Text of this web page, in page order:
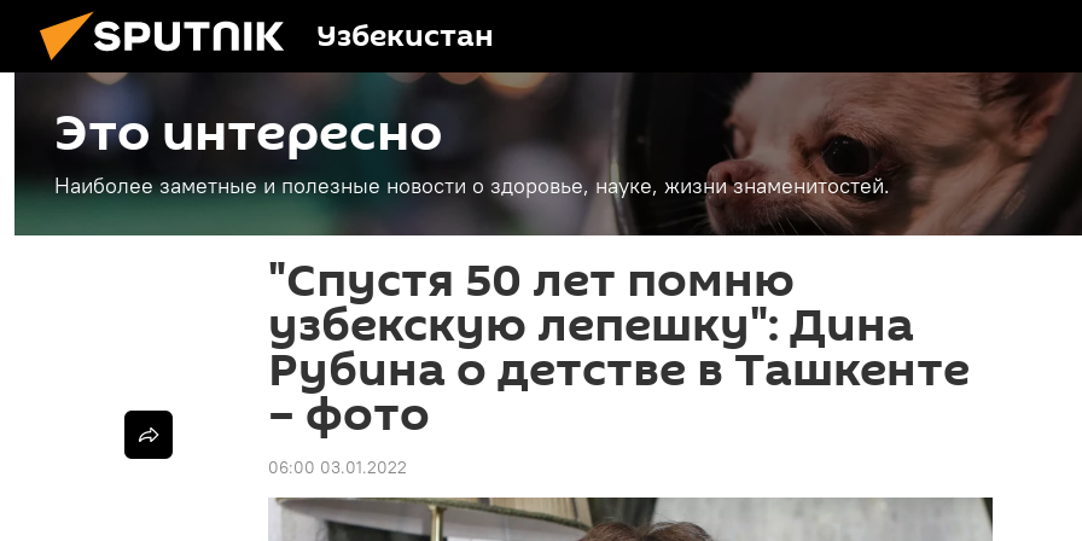
Узбекистан
Это интересно
Наиболее заметные и полезные новости о здоровье, науке, жизни знаменитостей.
"Спустя 50 лет помню
узбекскую лепешку": Дина
Рубина о детстве в Ташкенте
– фото
06:00 03.01.2022